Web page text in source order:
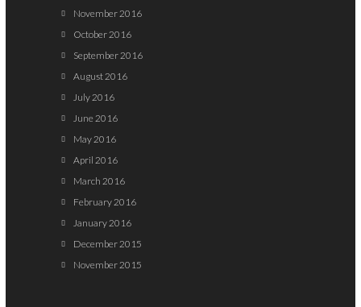
November 2016
October 2016
September 2016
August 2016
July 2016
June 2016
May 2016
April 2016
March 2016
February 2016
January 2016
December 2015
November 2015